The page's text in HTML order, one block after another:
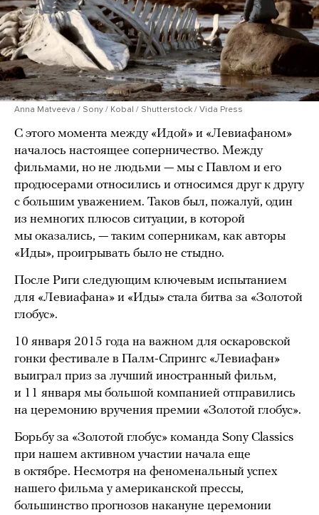
Anna Matveeva / Sony / Kobal / Shutterstock / Vida Press
С этого момента между «Идой» и «Левиафаном»
началось настоящее соперничество. Между
фильмами, но не людьми — мы с Павлом и его
продюсерами относились и относимся друг к другу
с большим уважением. Таков был, пожалуй, один
из немногих плюсов ситуации, в которой
мы оказались, — таким соперникам, как авторы
«Иды», проигрывать было не стыдно.
После Риги следующим ключевым испытанием
для «Левиафана» и «Иды» стала битва за «Золотой
глобус».
10 января 2015 года на важном для оскаровской
гонки фестивале в Палм-Спрингс «Левиафан»
выиграл приз за лучший иностранный фильм,
и 11 января мы большой компанией отправились
на церемонию вручения премии «Золотой глобус».
Борьбу за «Золотой глобус» команда Sony Classics
при нашем активном участии начала еще
в октябре. Несмотря на феноменальный успех
нашего фильма у американской прессы,
большинство прогнозов накануне церемонии